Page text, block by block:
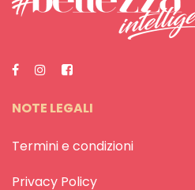
NOTE LEGALI
Termini e condizioni
Privacy Policy